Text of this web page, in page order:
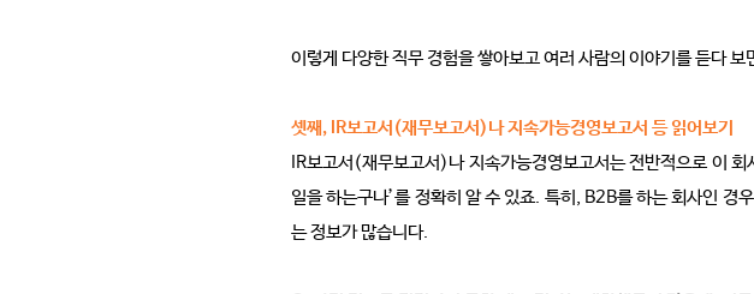
이렇게 다양한 직무 경험을 쌓아보고 여러 사람의 이야기를 듣다
셋째, IR보고서(재무보고서)나 지속가능경영보고서 등 읽어보기
IR보고서(재무보고서)나 지속가능경영보고서는 전반적으로 이
일을 하는구나’를 정확히 알 수 있죠. 특히, B2B를 하는 회사인 경
는 정보가 많습니다.